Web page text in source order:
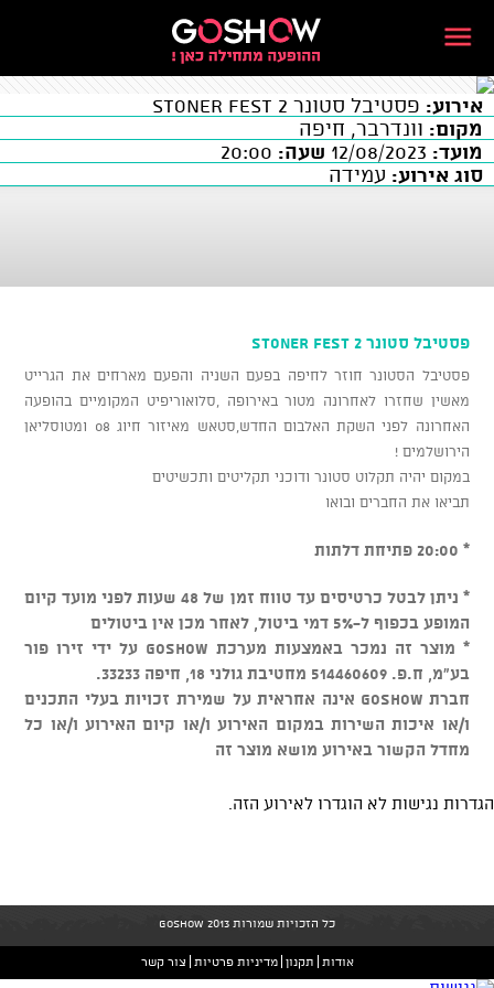
אירוע: פסטיבל סטונר 2 Stoner fest
מקום: וונדרבר, חיפה
מועד:
שעה:
סוג אירוע: עמידה
פסטיבל סטונר 2 Stoner fest
פסטיבל הסטונר חוזר לחיפה בפעם השניה והפעם מארחים את הגרייט
מאשין שחזרו לאחרונה מטור באירופה ,סלואוריפיט המקומיים בהופעה
האחרונה לפני השקת האלבום החדש,סטאש מאיזור חיוג 08 ומטוסליאן
הירושלמים !
במקום יהיה תקלוט סטונר ודוכני תקליטים ותכשיטים
תביאו את החברים ובואו
* 20:00 פתיחת דלתות
* ניתן לבטל כרטיסים עד טווח זמן של 48 שעות לפני מועד קיום
המופע בכפוף ל-5% דמי ביטול, לאחר מכן אין ביטולים
* מוצר זה נמכר באמצעות מערכת GOSHOW על ידי זירו פור
בע"מ, ח.פ. 514460609 מחטיבת גולני 18, חיפה 33233.
חברת GOSHOW אינה אחראית על שמירת זכויות בעלי התכנים
ו/או איכות השירות במקום האירוע ו/או קיום האירוע ו/או כל
מחדל הקשור באירוע מושא מוצר זה
הגדרות נגישות לא הוגדרו לאירוע הזה.
כל הזכויות שמורות GoShow 2013
אודות תקנון מדיניות פרטיות צור קשר